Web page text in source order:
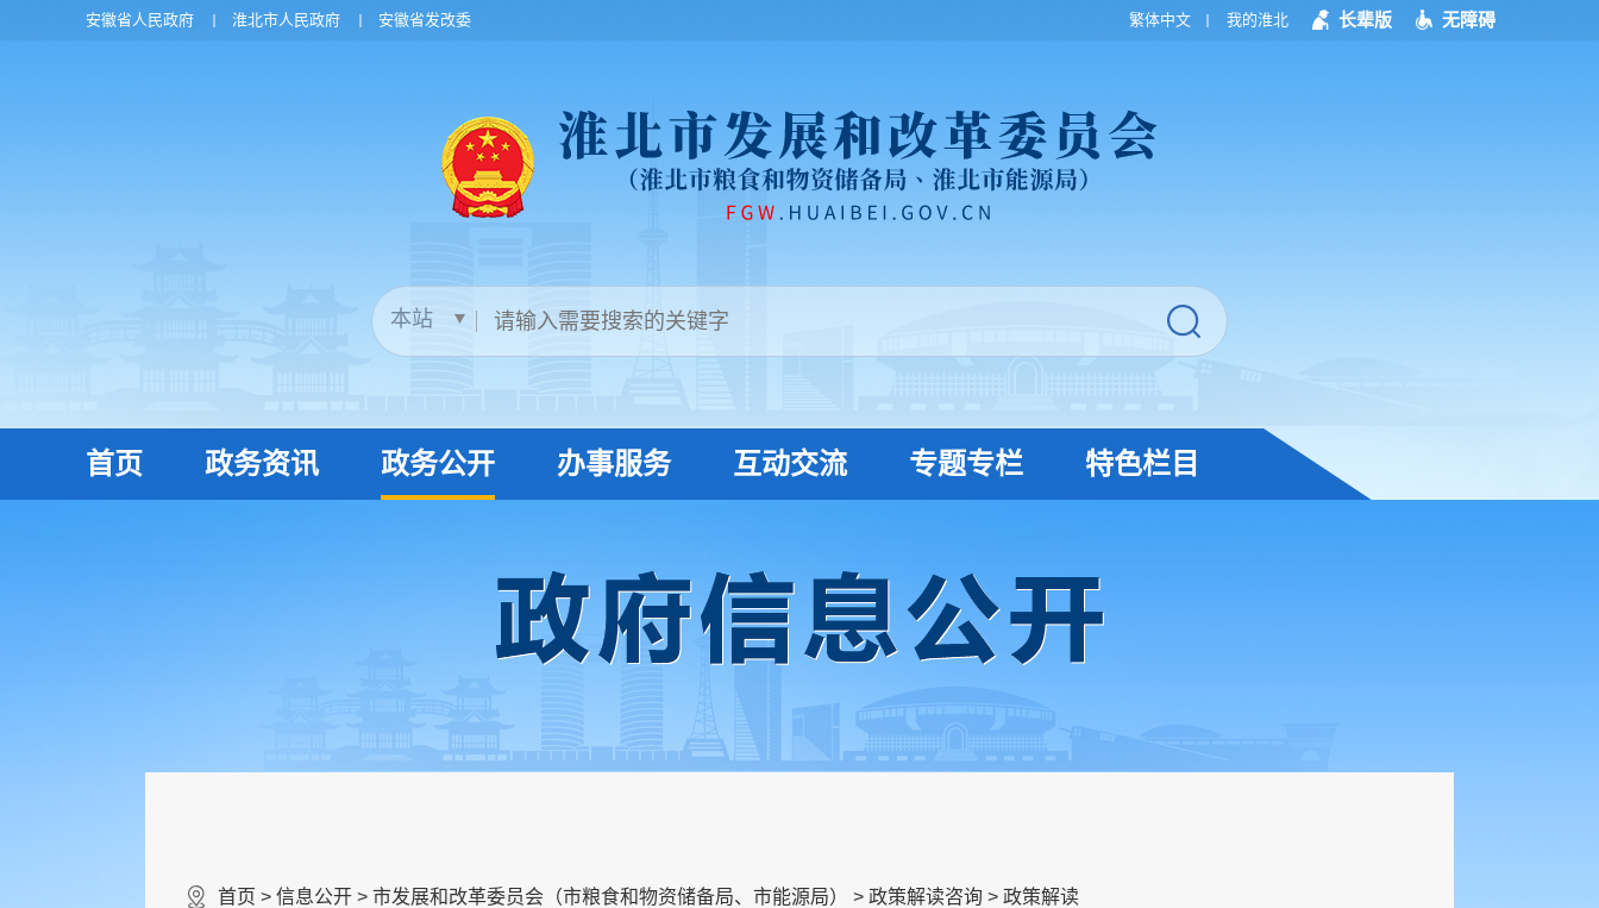
安徽省人民政府 淮北市人民政府 安徽省发改委 繁体中文 我的淮北 长辈版 无障碍
首页 政务资讯 政务公开 办事服务 互动交流 专题专栏 特色栏目
首页 > 信息公开 > 市发展和改革委员会（市粮食和物资储备局、市能源局） > 政策解读咨询 > 政策解读